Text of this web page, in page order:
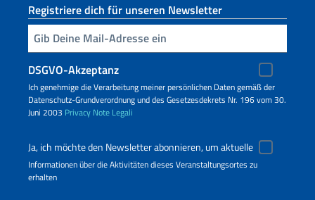
Registriere dich für unseren Newsletter
Geben Sie Ihre E-Mail ein
DSGVO-Akzeptanz
Ich genehmige die Verarbeitung meiner persönlichen Daten gemäß der
Datenschutz-Grundverordnung und des Gesetzesdekrets Nr. 196 vom 30.
Juni 2003 Privacy Note Legali
Ja, ich möchte den Newsletter abonnieren, um aktuelle
Informationen über die Aktivitäten dieses Veranstaltungsortes zu
erhalten